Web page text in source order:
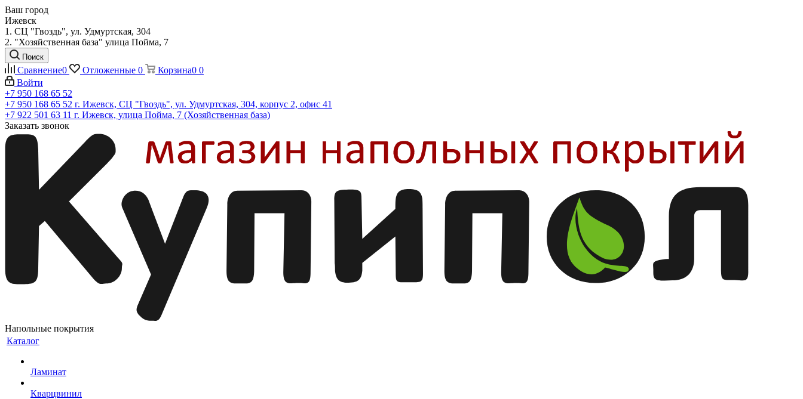
Ваш город
Ижевск
1. СЦ "Гвоздь", ул. Удмуртская, 304
2. "Хозяйственная база" улица Пойма, 7
Поиск
Сравнение0 Отложенные 0 Корзина0 0
Войти
+7 950 168 65 52
+7 950 168 65 52 г. Ижевск, СЦ "Гвоздь", ул. Удмуртская, 304, корпус 2, офис 41
+7 922 501 63 11 г. Ижевск, улица Пойма, 7 (Хозяйственная база)
Заказать звонок
Напольные покрытия
Каталог
Ламинат
Кварцвинил